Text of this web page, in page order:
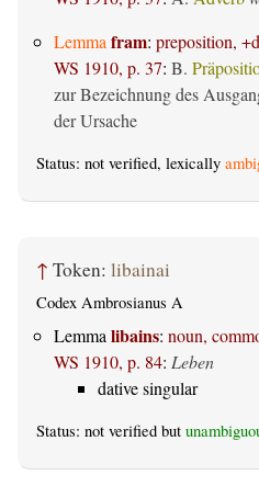
Lemma fram: preposition, +d
WS 1910, p. 37: B.
zur Bezeichnung des
der Ursache
Status: not verified, lexically
↑ Token: libainai
Codex Ambrosianus A
Lemma libains: noun,
WS 1910, p. 84: Leben
dative singular
Status: not verified but